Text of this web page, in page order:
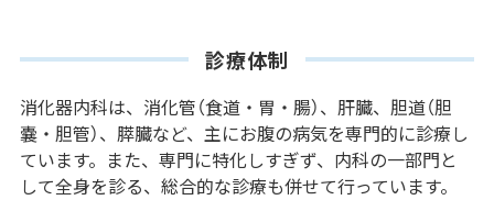
診療体制
消化器内科は、消化管（食道・胃・腸）、肝臓、胆道（胆
嚢・胆管）、膵臓など、主にお腹の病気を専門的に診療し
ています。また、専門に特化しすぎず、内科の一部門と
して全身を診る、総合的な診療も併せて行っています。